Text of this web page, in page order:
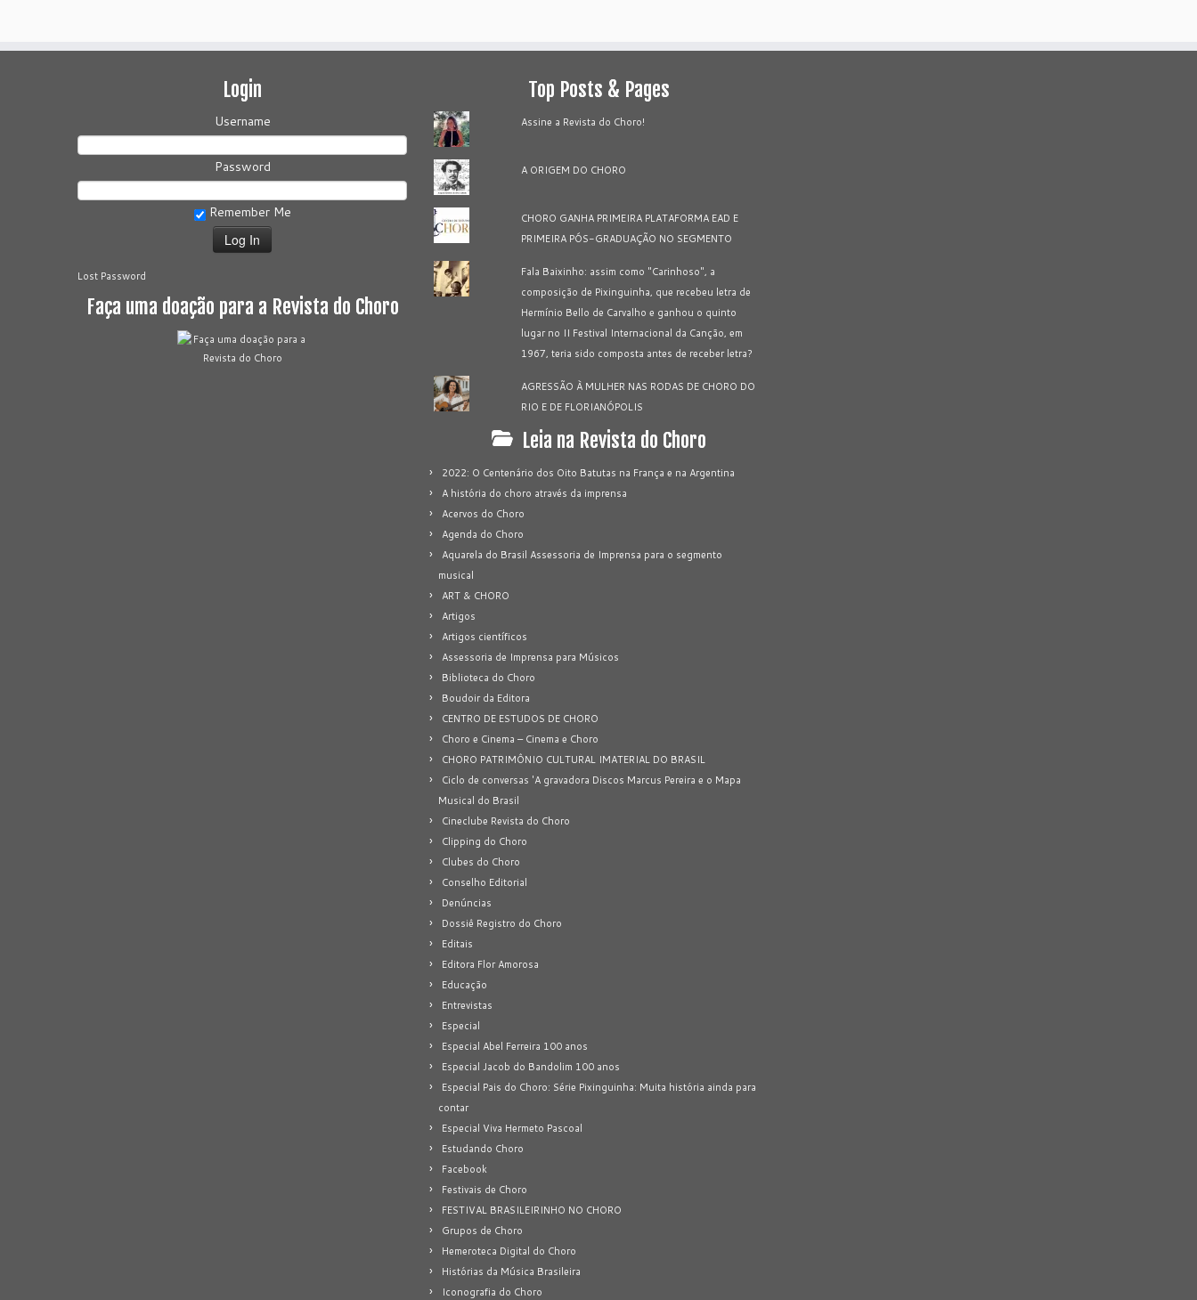
Login
Username
Password
Remember Me
Lost Password
Faça uma doação para a Revista do Choro
Top Posts & Pages
Assine a Revista do Choro!
A ORIGEM DO CHORO
CHORO GANHA PRIMEIRA PLATAFORMA EAD E
PRIMEIRA PÓS-GRADUAÇÃO NO SEGMENTO
Fala Baixinho: assim como "Carinhoso", a
composição de Pixinguinha, que recebeu letra de
Hermínio Bello de Carvalho e ganhou o quinto
lugar no II Festival Internacional da Canção, em
1967, teria sido composta antes de receber letra?
AGRESSÃO À MULHER NAS RODAS DE CHORO DO
RIO E DE FLORIANÓPOLIS
Leia na Revista do Choro
2022: O Centenário dos Oito Batutas na França e na Argentina
A história do choro através da imprensa
Acervos do Choro
Agenda do Choro
Aquarela do Brasil Assessoria de Imprensa para o segmento
musical
ART & CHORO
Artigos
Artigos científicos
Assessoria de Imprensa para Músicos
Biblioteca do Choro
Boudoir da Editora
CENTRO DE ESTUDOS DE CHORO
Choro e Cinema – Cinema e Choro
CHORO PATRIMÔNIO CULTURAL IMATERIAL DO BRASIL
Ciclo de conversas 'A gravadora Discos Marcus Pereira e o Mapa
Musical do Brasil
Cineclube Revista do Choro
Clipping do Choro
Clubes do Choro
Conselho Editorial
Denúncias
Dossiê Registro do Choro
Editais
Editora Flor Amorosa
Educação
Entrevistas
Especial
Especial Abel Ferreira 100 anos
Especial Jacob do Bandolim 100 anos
Especial Pais do Choro: Série Pixinguinha: Muita história ainda para
contar
Especial Viva Hermeto Pascoal
Estudando Choro
Facebook
Festivais de Choro
FESTIVAL BRASILEIRINHO NO CHORO
Grupos de Choro
Hemeroteca Digital do Choro
Histórias da Música Brasileira
Iconografia do Choro